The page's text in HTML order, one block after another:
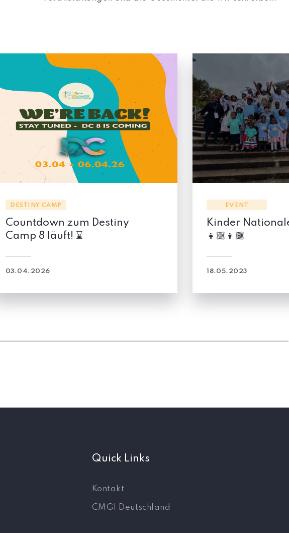
DESTINY CAMP
Countdown zum Destiny
Camp 8 läuft! ⌛
03.04.2026
EVENT
Kinder
👧🏼👦🏾
18.05.2023
Quick Links
Kontakt
CMGI Deutschland